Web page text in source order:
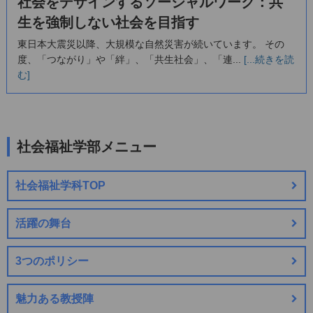
生を強制しない社会を目指す
東日本大震災以降、大規模な自然災害が続いています。 その
度、「つながり」や「絆」、「共生社会」、「連... [...続きを読
む]
社会福祉学部メニュー
社会福祉学科TOP
活躍の舞台
3つのポリシー
魅力ある教授陣